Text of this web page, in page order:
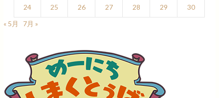
24 25 26 27 28 29
30
« 5月
7月 »